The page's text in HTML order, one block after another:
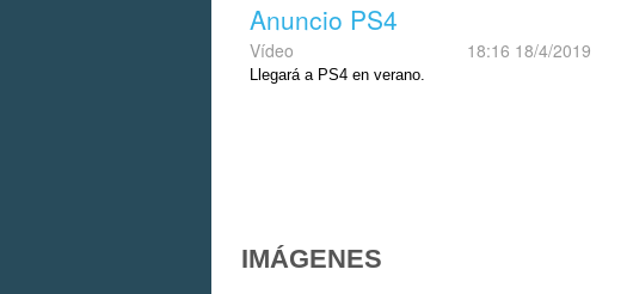
Anuncio PS4
Vídeo 18:16 18/4/2019
Llegará a PS4 en verano.
IMÁGENES